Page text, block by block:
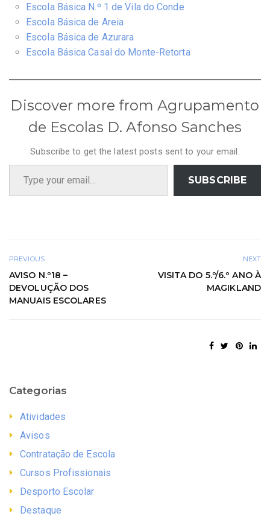
Escola Básica N.º 1 de Vila do Conde
Escola Básica de Areia
Escola Básica de Azurara
Escola Básica Casal do Monte-Retorta
Discover more from Agrupamento
de Escolas D. Afonso Sanches
Subscribe to get the latest posts sent to your email.
Type your email…
SUBSCRIBE
PREVIOUS
AVISO N.º18 –
DEVOLUÇÃO DOS
MANUAIS ESCOLARES
NEXT
VISITA DO 5.º/6.º ANO À
MAGIKLAND
Categorias
Atividades
Avisos
Contratação de Escola
Cursos Profissionais
Desporto Escolar
Destaque